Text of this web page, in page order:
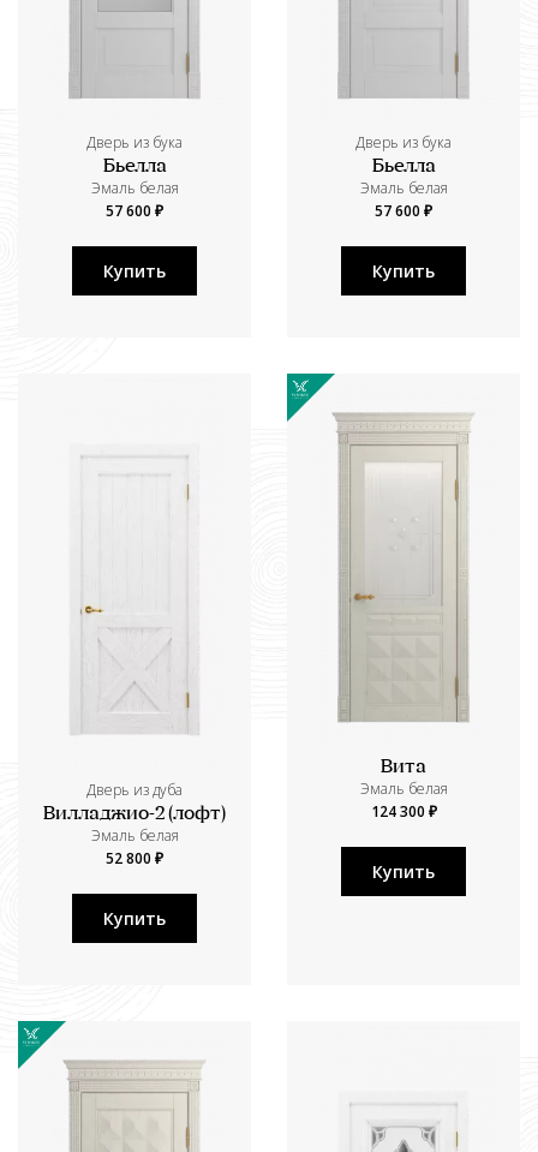
Дверь из бука
Бьелла
Эмаль белая
57 600 ₽
Купить
Дверь из бука
Бьелла
Эмаль белая
57 600 ₽
Купить
Дверь из дуба
Вилладжио-2 (лофт)
Эмаль белая
52 800 ₽
Купить
Вита
Эмаль белая
124 300 ₽
Купить